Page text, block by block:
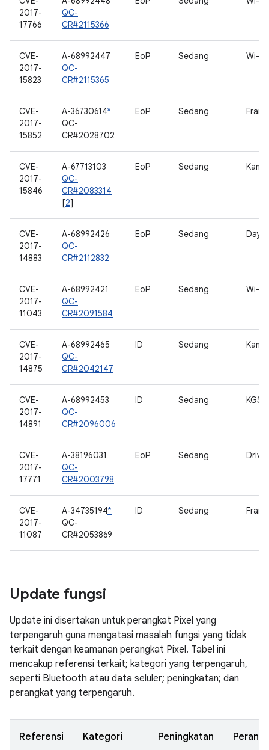
2017-
17766
QC-
CR#2115366
CVE-
2017-
15823
A-68992447
QC-
CR#2115365
EoP Sedang Wi-Fi
CVE-
2017-
15852
A-36730614*
QC-
CR#2028702
EoP Sedang
CVE-
2017-
15846
A-67713103
QC-
CR#2083314
[2]
EoP Sedang
CVE-
2017-
14883
A-68992426
QC-
CR#2112832
EoP Sedang Daya
CVE-
2017-
11043
A-68992421
QC-
CR#2091584
EoP Sedang Wi-Fi
CVE-
2017-
14875
A-68992465
QC-
CR#2042147
ID Sedang
CVE-
2017-
14891
A-68992453
QC-
CR#2096006
ID Sedang KGSL
CVE-
2017-
17771
A-38196031
QC-
CR#2003798
EoP Sedang
CVE-
2017-
11087
A-34735194*
QC-
CR#2053869
ID Sedang
Update fungsi
Update ini disertakan untuk perangkat Pixel yang
terpengaruh guna mengatasi masalah fungsi yang tidak
terkait dengan keamanan perangkat Pixel. Tabel ini
mencakup referensi terkait; kategori yang terpengaruh,
seperti Bluetooth atau data seluler; peningkatan; dan
perangkat yang terpengaruh.
Referensi Kategori Peningkatan